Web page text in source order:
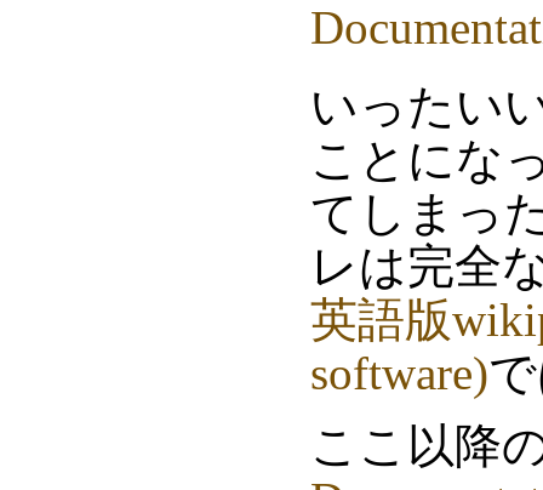
いったい
ことにな
てしまっ
レは完全
英語版
software)
ここ以降